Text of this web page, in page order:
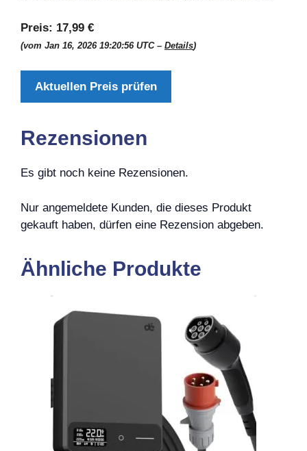
Preis: 17,99 €
(vom Jan 16, 2026 19:20:56 UTC – Details)
Aktuellen Preis prüfen
Rezensionen
Es gibt noch keine Rezensionen.
Nur angemeldete Kunden, die dieses Produkt
gekauft haben, dürfen eine Rezension abgeben.
Ähnliche Produkte